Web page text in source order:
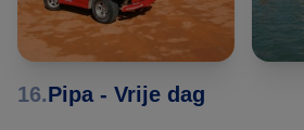
16.Pipa - Vrije dag